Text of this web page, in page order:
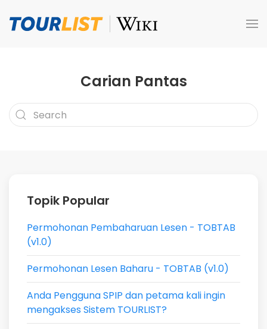
Skip to main content
Carian Pantas
Topik Popular
Permohonan Pembaharuan Lesen - TOBTAB
(v1.0)
Permohonan Lesen Baharu - TOBTAB (v1.0)
Anda Pengguna SPIP dan petama kali ingin
mengakses Sistem TOURLIST?